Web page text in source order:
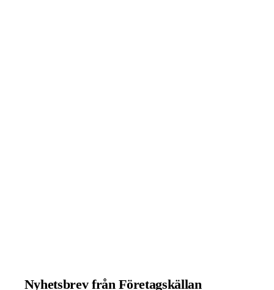
Nyhetsbrev från Företagskällan